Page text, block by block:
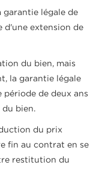
garantie légale de
d'une extension de
du bien, mais
la garantie légale
de deux ans
du bien.
du prix
fin au contrat en se
restitution du